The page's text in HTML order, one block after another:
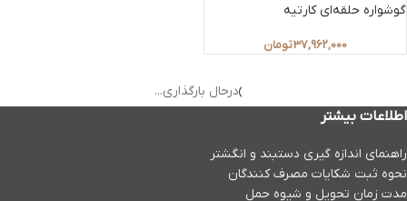
گوشواره حلقه‌ای کارتیه
37,962,000تومان